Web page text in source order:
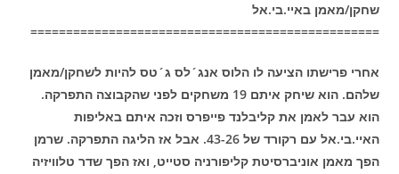
שחקן/מאמן באיי.בי.אל
=================================================
אחרי פרישתו הציעה לו הלוס אנג´לס ג´טס להיות לשחקן/מאמן
שלהם. הוא שיחק איתם 19 משחקים לפני שהקבוצה התפרקה.
הוא עבר לאמן את קליבלנד פייפרס וזכה איתם באליפות
האיי.בי.אל עם רקורד של 43-26. אבל אז הליגה התפרקה. שרמן
הפך מאמן אוניברסיטת קליפורניה סטייט, ואז הפך שדר טלוויזיה